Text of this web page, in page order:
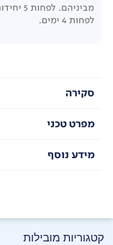
לפחות 4 ימים.
סקירה
מפרט טכני
מידע נוסף
קטגוריות מובילות